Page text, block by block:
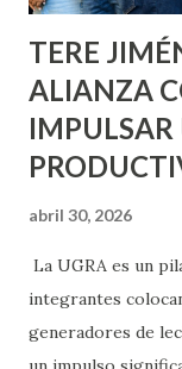
TERE
ALIANZA
abril 30, 2026
La UGRA es un
integrantes
generadores de